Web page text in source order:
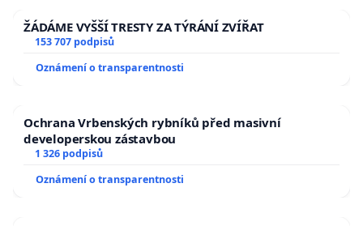
ŽÁDÁME VYŠŠÍ TRESTY ZA TÝRÁNÍ ZVÍŘAT
153 707 podpisů
Oznámení o transparentnosti
Ochrana Vrbenských rybníků před masivní
developerskou zástavbou
1 326 podpisů
Oznámení o transparentnosti